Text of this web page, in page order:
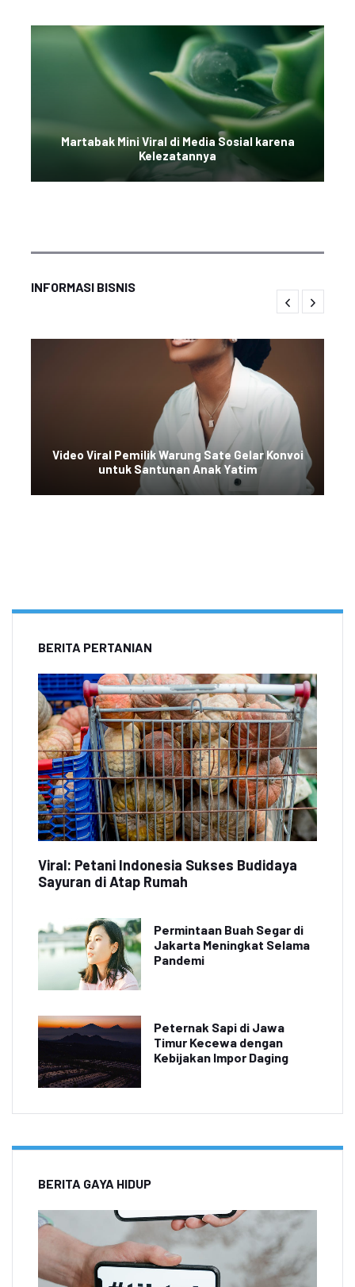
Martabak Mini Viral di Media Sosial karena
Kelezatannya
INFORMASI BISNIS
Video Viral Pemilik Warung Sate Gelar Konvoi
untuk Santunan Anak Yatim
BERITA PERTANIAN
Viral: Petani Indonesia Sukses Budidaya
Sayuran di Atap Rumah
Permintaan Buah Segar di
Jakarta Meningkat Selama
Pandemi
Peternak Sapi di Jawa
Timur Kecewa dengan
Kebijakan Impor Daging
BERITA GAYA HIDUP